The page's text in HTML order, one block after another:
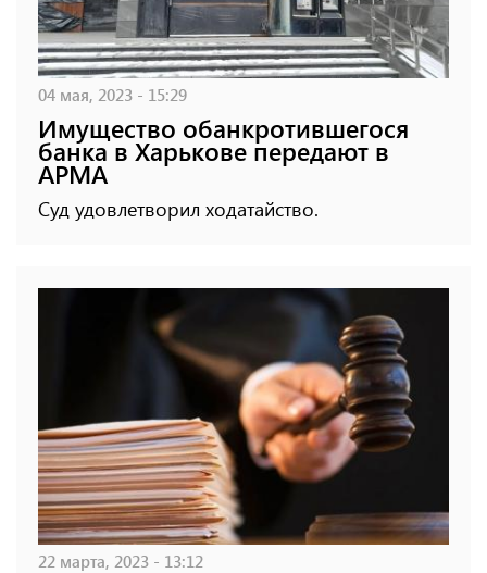
04 мая, 2023 - 15:29
Имущество обанкротившегося
банка в Харькове передают в
АРМА
Суд удовлетворил ходатайство.
22 марта, 2023 - 13:12